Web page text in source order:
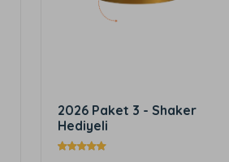
2026 Paket 4 - Shaker
Hediyeli